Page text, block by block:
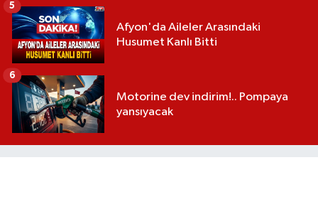
Afyon'da Aileler Arasındaki
Husumet Kanlı Bitti
5
Motorine dev indirim!.. Pompaya
yansıyacak
6